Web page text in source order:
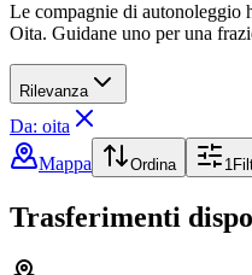
Le compagnie di autonoleggio
Oita. Guidane uno per una
Rilevanza
Da: oita
Mappa
Ordina 1
Trasferimenti